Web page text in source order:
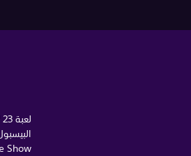
لعبة